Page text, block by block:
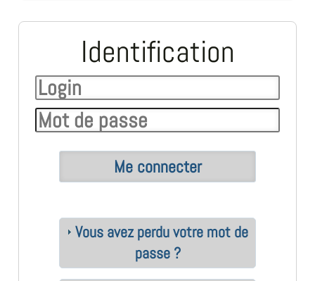
Identification
Vous avez perdu votre mot de
passe ?